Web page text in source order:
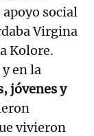
apoyo social
Virgina
Kolore.
en la
jóvenes y
vivieron